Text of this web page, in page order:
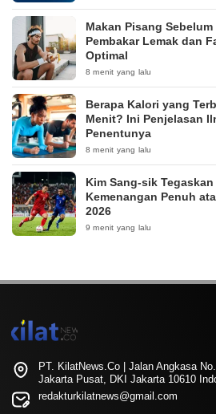
Makan Pisang
Pembakar Lemak dan
Optimal
8 menit yang lalu
Berapa Kalori yang
Menit? Ini Penjelasan
Penentunya
8 menit yang lalu
Kim Sang-sik
Kemenangan Penuh
2026
9 menit yang lalu
PT. KilatNews.Co | Jalan Angkasa
Jakarta Pusat, DKI Jakarta 10610
redakturkilatnews@gmail.com